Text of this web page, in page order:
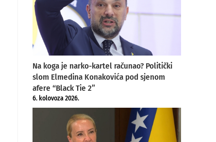
Na koga je narko-kartel računao? Politički
slom Elmedina Konakovića pod sjenom
afere “Black Tie 2”
6. kolovoza 2026.